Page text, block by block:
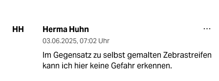
HH Herma Huhn
03.06.2025, 07:02 Uhr
Im Gegensatz zu selbst gemalten Zebrastreifen
kann ich hier keine Gefahr erkennen.